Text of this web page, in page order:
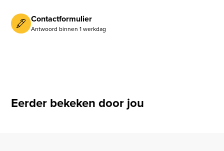
Contactformulier
Antwoord binnen 1 werkdag
Eerder bekeken door jou